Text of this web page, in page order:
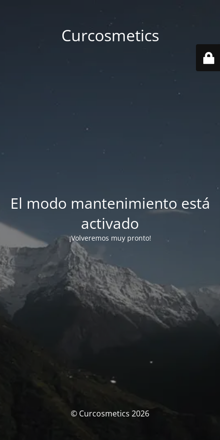
Curcosmetics
El modo mantenimiento está
activado
¡Volveremos muy pronto!
© Curcosmetics 2026